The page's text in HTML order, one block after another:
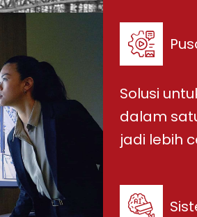
Solusi
dalam
jadi lebih